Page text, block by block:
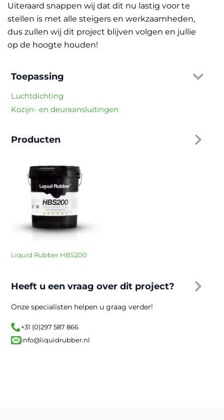
Toepassing
Luchtdichting
Kozijn- en deuraansluitingen
Producten
Liquid Rubber HBS200
Heeft u een vraag over dit project?
Onze specialisten helpen u graag verder!
+31 (0)297 587 866
info@liquidrubber.nl
Uiteraard snappen wij dat dit nu lastig voor te
stellen is met alle steigers en werkzaamheden,
dus zullen wij dit project blijven volgen en jullie
op de hoogte houden!